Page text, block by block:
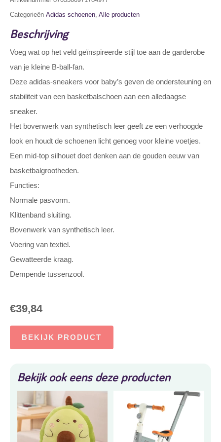
Categorieën Adidas schoenen, Alle producten
Beschrijving
Voeg wat op het veld geïnspireerde stijl toe aan de garderobe
van je kleine B-ball-fan.
Deze adidas-sneakers voor baby’s geven de ondersteuning en
stabiliteit van een basketbalschoen aan een alledaagse
sneaker.
Het bovenwerk van synthetisch leer geeft ze een verhoogde
look en houdt de schoenen licht genoeg voor kleine voetjes.
Een mid-top silhouet doet denken aan de gouden eeuw van
basketbalgrootheden.
Functies:
Normale pasvorm.
Klittenband sluiting.
Bovenwerk van synthetisch leer.
Voering van textiel.
Gewatteerde kraag.
Dempende tussenzool.
€39,84
BEKIJK PRODUCT
Bekijk ook eens deze producten